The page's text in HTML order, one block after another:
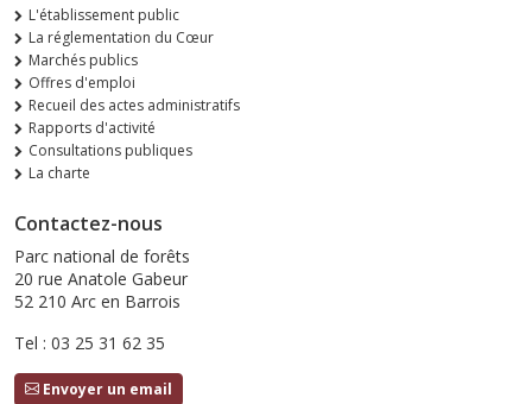
L'établissement public
La réglementation du Cœur
Marchés publics
Offres d'emploi
Recueil des actes administratifs
Rapports d'activité
Consultations publiques
La charte
Contactez-nous
Parc national de forêts
20 rue Anatole Gabeur
52 210 Arc en Barrois
Tel : 03 25 31 62 35
Envoyer un email